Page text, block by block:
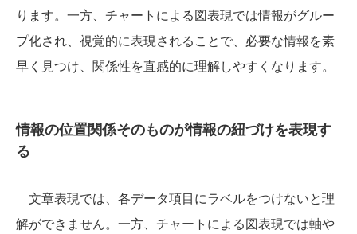
ります。一方、チャートによる図表現では情報がグルー
プ化され、視覚的に表現されることで、必要な情報を素
早く見つけ、関係性を直感的に理解しやすくなります。
情報の位置関係そのものが情報の紐づけを表現す
る
文章表現では、各データ項目にラベルをつけないと理
解ができません。一方、チャートによる図表現では軸や